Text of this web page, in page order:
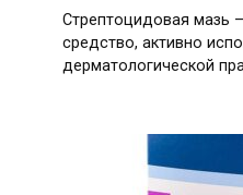
Стрептоцидовая мазь
средство, активно
дерматологической